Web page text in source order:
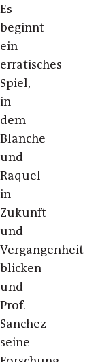
Es
beginnt
ein
erratisches
Spiel,
in
dem
Blanche
und
Raquel
in
Zukunft
und
Vergangenheit
blicken
und
Prof.
Sanchez
seine